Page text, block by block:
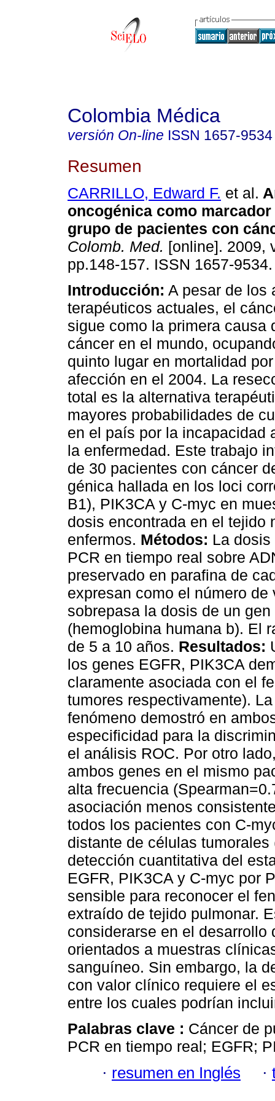
Colombia Médica
versión On-line ISSN 1657-9534
Resumen
CARRILLO, Edward F. et al.
oncogénica como
grupo de pacientes con
Colomb. Med. [online]. 2009,
pp.148-157. ISSN 1657-9534.
Introducción: A pesar de los
terapéuticos actuales, el
sigue como la primera causa
cáncer en el mundo,
quinto lugar en mortalidad
afección en el 2004. La
total es la alternativa
mayores probabilidades de
en el país por la incapacidad
la enfermedad. Este trabajo
de 30 pacientes con cáncer
génica hallada en los loci
B1), PIK3CA y C-myc en
dosis encontrada en el tejido
enfermos. Métodos: La
PCR en tiempo real sobre
preservado en parafina de
expresan como el número
sobrepasa la dosis de un
(hemoglobina humana b). El
de 5 a 10 años. Resultados:
los genes EGFR, PIK3CA
claramente asociada con el
tumores respectivamente).
fenómeno demostró en
especificidad para la
el análisis ROC. Por otro
ambos genes en el mismo
alta frecuencia
asociación menos
todos los pacientes con C-
distante de células
detección cuantitativa del
EGFR, PIK3CA y C-myc por
sensible para reconocer el
extraído de tejido pulmonar.
considerarse en el
orientados a muestras
sanguíneo. Sin embargo, la
con valor clínico requiere el
entre los cuales podrían
Palabras clave : Cáncer de
PCR en tiempo real; EGFR;
· resumen en Inglés ·